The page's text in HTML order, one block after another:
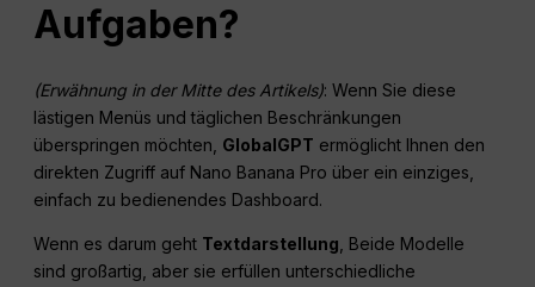
Aufgaben?
(Erwähnung in der Mitte des Artikels): Wenn Sie diese
lästigen Menüs und täglichen Beschränkungen
überspringen möchten, GlobalGPT ermöglicht Ihnen den
direkten Zugriff auf Nano Banana Pro über ein einziges,
einfach zu bedienendes Dashboard.
Wenn es darum geht Textdarstellung, Beide Modelle
sind großartig, aber sie erfüllen unterschiedliche